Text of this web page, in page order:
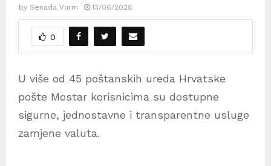
by Senada Vurm 13/06/2026
0
U više od 45 poštanskih ureda Hrvatske
pošte Mostar korisnicima su dostupne
sigurne, jednostavne i transparentne usluge
zamjene valuta.